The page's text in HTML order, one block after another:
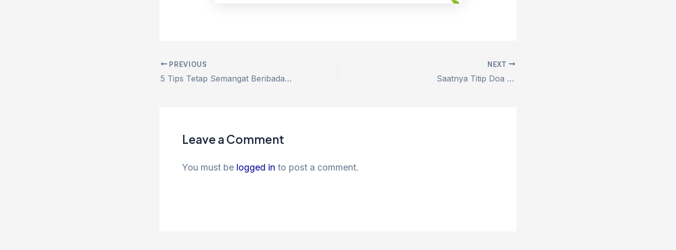
PREVIOUS
5 Tips Tetap Semangat Beribadah setelah Usai Ramadhan
NEXT
Saatnya Titip Doa Lewat Lisan Anak Anak Terpilih
Leave a Comment
You must be logged in to post a comment.